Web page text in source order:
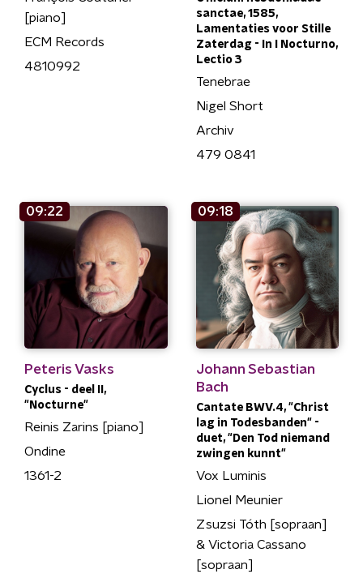
[piano]
ECM Records
4810992
sanctae, 1585,
Lamentaties voor Stille
Zaterdag - In I Nocturno,
Lectio 3
Tenebrae
Nigel Short
Archiv
479 0841
09:22
Peteris Vasks
Cyclus - deel II,
"Nocturne"
Reinis Zarins [piano]
Ondine
1361-2
09:18
Johann Sebastian
Bach
Cantate BWV.4, "Christ
lag in Todesbanden" -
duet, "Den Tod niemand
zwingen kunnt"
Vox Luminis
Lionel Meunier
Zsuzsi Tóth [sopraan]
& Victoria Cassano
[sopraan]